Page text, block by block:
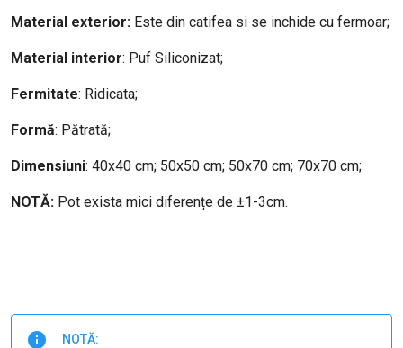
Material exterior: Este din catifea si se inchide cu fermoar;
Material interior: Puf Siliconizat;
Fermitate: Ridicata;
Formă: Pătrată;
Dimensiuni: 40x40 cm; 50x50 cm; 50x70 cm; 70x70 cm;
NOTĂ: Pot exista mici diferențe de ±1-3cm.
NOTĂ: